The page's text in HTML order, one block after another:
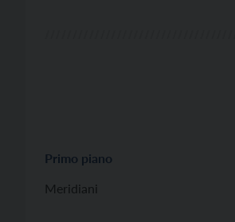
Primo piano
Meridiani